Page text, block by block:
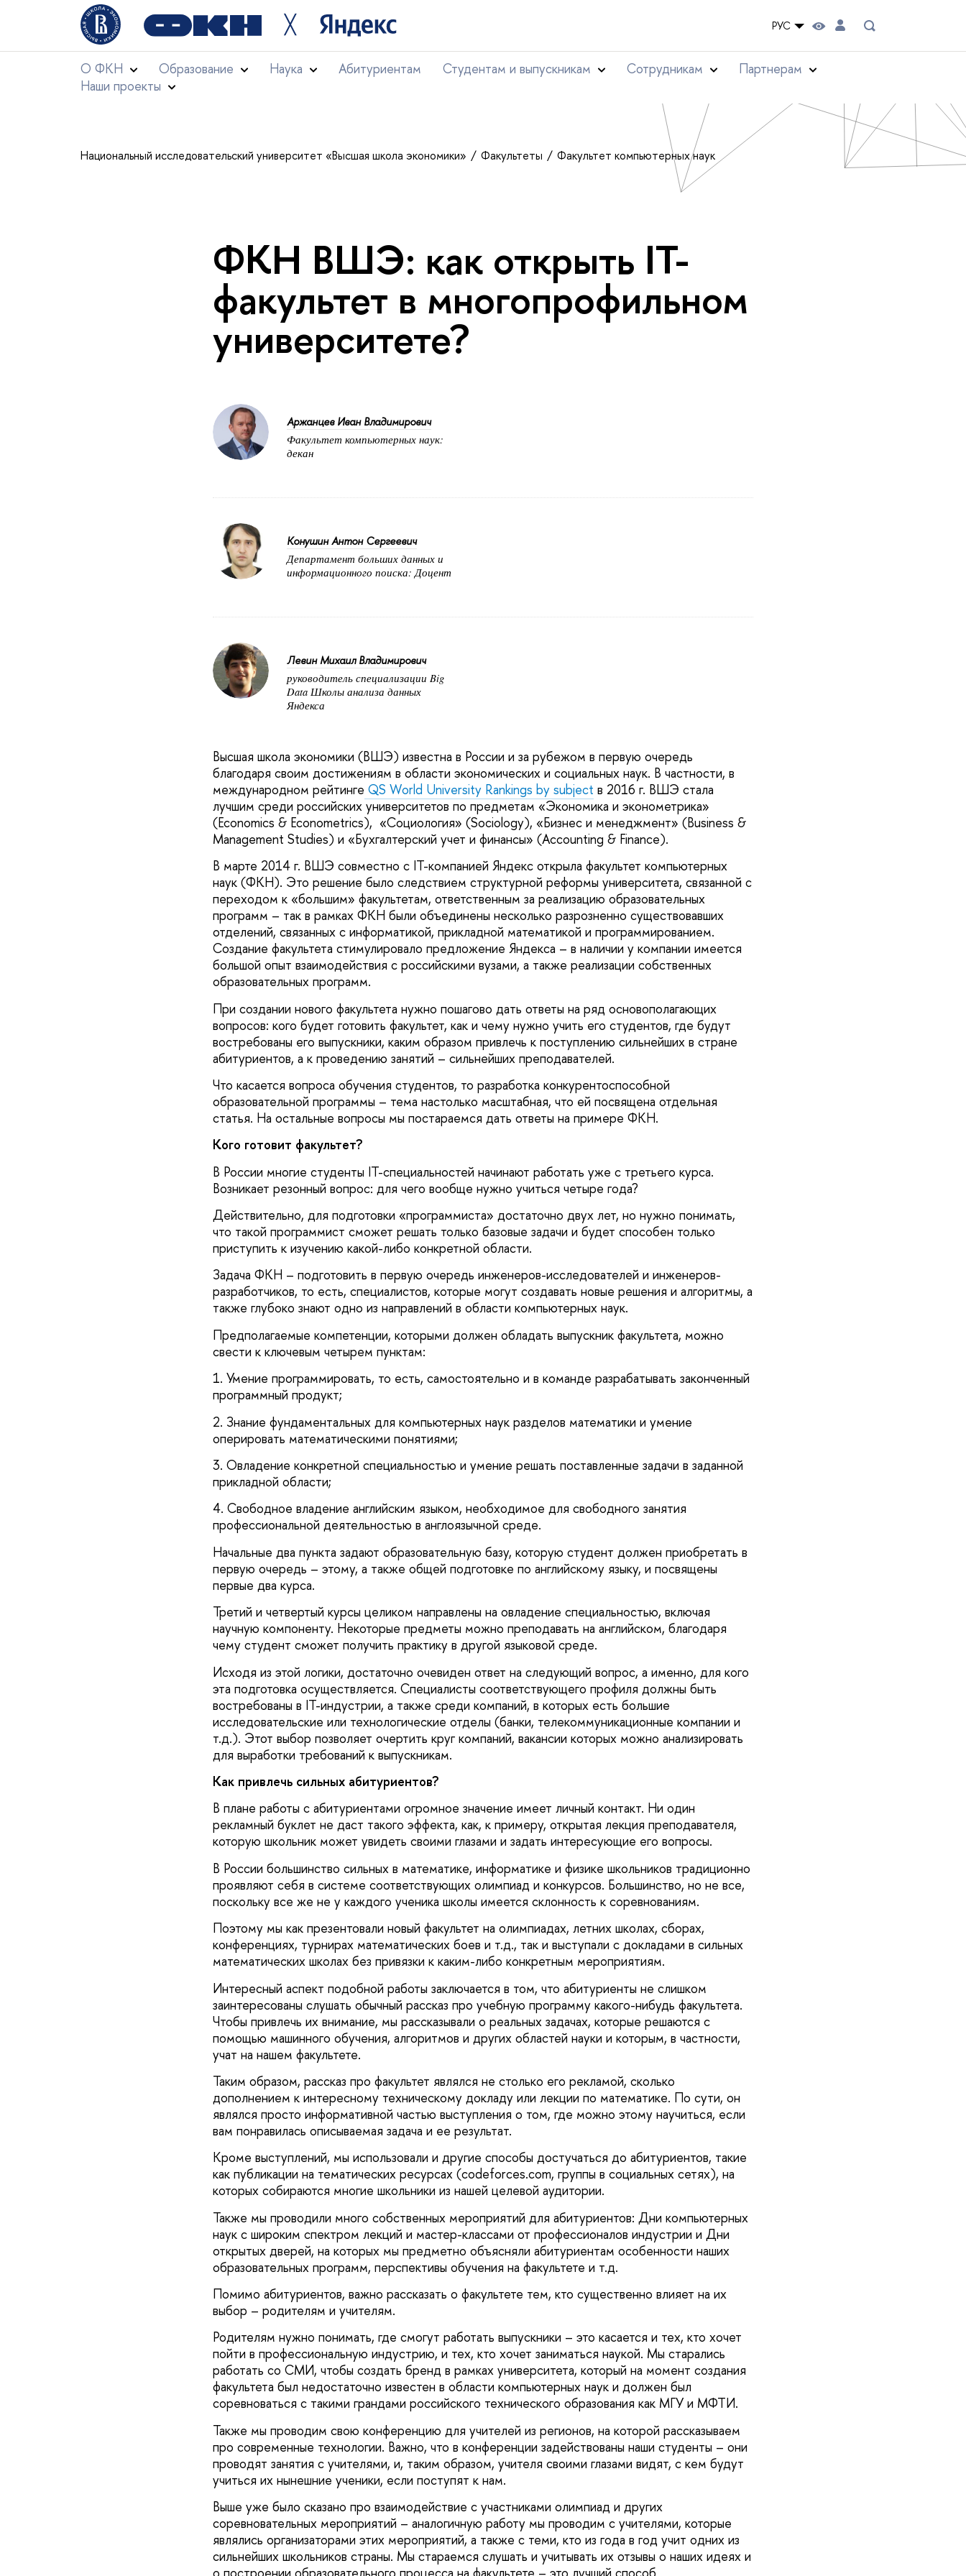
╳ РУС
О ФКН Образование Наука Абитуриентам Студентам и выпускникам Сотрудникам
Партнерам
Наши проекты
Национальный исследовательский университет «Высшая школа экономики» Факультеты Факультет компьютерных наук
ФКН ВШЭ: как открыть IT-
факультет в многопрофильном
университете?
Аржанцев Иван Владимирович
Факультет компьютерных наук:
декан
Конушин Антон Сергеевич
Департамент больших данных и
информационного поиска: Доцент
Левин Михаил Владимирович
руководитель специализации Big
Data Школы анализа данных
Яндекса
Высшая школа экономики (ВШЭ) известна в России и за рубежом в первую очередь
благодаря своим достижениям в области экономических и социальных наук. В частности, в
международном рейтинге QS World University Rankings by subject в 2016 г. ВШЭ стала
лучшим среди российских университетов по предметам «Экономика и эконометрика»
(Economics & Econometrics), «Социология» (Sociology), «Бизнес и менеджмент» (Business &
Management Studies) и «Бухгалтерский учет и финансы» (Accounting & Finance).
В марте 2014 г. ВШЭ совместно с IT-компанией Яндекс открыла факультет компьютерных
наук (ФКН). Это решение было следствием структурной реформы университета, связанной с
переходом к «большим» факультетам, ответственным за реализацию образовательных
программ – так в рамках ФКН были объединены несколько разрозненно существовавших
отделений, связанных с информатикой, прикладной математикой и программированием.
Создание факультета стимулировало предложение Яндекса – в наличии у компании имеется
большой опыт взаимодействия с российскими вузами, а также реализации собственных
образовательных программ.
При создании нового факультета нужно пошагово дать ответы на ряд основополагающих
вопросов: кого будет готовить факультет, как и чему нужно учить его студентов, где будут
востребованы его выпускники, каким образом привлечь к поступлению сильнейших в стране
абитуриентов, а к проведению занятий – сильнейших преподавателей.
Что касается вопроса обучения студентов, то разработка конкурентоспособной
образовательной программы – тема настолько масштабная, что ей посвящена отдельная
статья. На остальные вопросы мы постараемся дать ответы на примере ФКН.
Кого готовит факультет?
В России многие студенты IT-специальностей начинают работать уже с третьего курса.
Возникает резонный вопрос: для чего вообще нужно учиться четыре года?
Действительно, для подготовки «программиста» достаточно двух лет, но нужно понимать,
что такой программист сможет решать только базовые задачи и будет способен только
приступить к изучению какой-либо конкретной области.
Задача ФКН – подготовить в первую очередь инженеров-исследователей и инженеров-
разработчиков, то есть, специалистов, которые могут создавать новые решения и алгоритмы, а
также глубоко знают одно из направлений в области компьютерных наук.
Предполагаемые компетенции, которыми должен обладать выпускник факультета, можно
свести к ключевым четырем пунктам:
1. Умение программировать, то есть, самостоятельно и в команде разрабатывать законченный
программный продукт;
2. Знание фундаментальных для компьютерных наук разделов математики и умение
оперировать математическими понятиями;
3. Овладение конкретной специальностью и умение решать поставленные задачи в заданной
прикладной области;
4. Свободное владение английским языком, необходимое для свободного занятия
профессиональной деятельностью в англоязычной среде.
Начальные два пункта задают образовательную базу, которую студент должен приобретать в
первую очередь – этому, а также общей подготовке по английскому языку, и посвящены
первые два курса.
Третий и четвертый курсы целиком направлены на овладение специальностью, включая
научную компоненту. Некоторые предметы можно преподавать на английском, благодаря
чему студент сможет получить практику в другой языковой среде.
Исходя из этой логики, достаточно очевиден ответ на следующий вопрос, а именно, для кого
эта подготовка осуществляется. Специалисты соответствующего профиля должны быть
востребованы в IT-индустрии, а также среди компаний, в которых есть большие
исследовательские или технологические отделы (банки, телекоммуникационные компании и
т.д.). Этот выбор позволяет очертить круг компаний, вакансии которых можно анализировать
для выработки требований к выпускникам.
Как привлечь сильных абитуриентов?
В плане работы с абитуриентами огромное значение имеет личный контакт. Ни один
рекламный буклет не даст такого эффекта, как, к примеру, открытая лекция преподавателя,
которую школьник может увидеть своими глазами и задать интересующие его вопросы.
В России большинство сильных в математике, информатике и физике школьников традиционно
проявляют себя в системе соответствующих олимпиад и конкурсов. Большинство, но не все,
поскольку все же не у каждого ученика школы имеется склонность к соревнованиям.
Поэтому мы как презентовали новый факультет на олимпиадах, летних школах, сборах,
конференциях, турнирах математических боев и т.д., так и выступали с докладами в сильных
математических школах без привязки к каким-либо конкретным мероприятиям.
Интересный аспект подобной работы заключается в том, что абитуриенты не слишком
заинтересованы слушать обычный рассказ про учебную программу какого-нибудь факультета.
Чтобы привлечь их внимание, мы рассказывали о реальных задачах, которые решаются с
помощью машинного обучения, алгоритмов и других областей науки и которым, в частности,
учат на нашем факультете.
Таким образом, рассказ про факультет являлся не столько его рекламой, сколько
дополнением к интересному техническому докладу или лекции по математике. По сути, он
являлся просто информативной частью выступления о том, где можно этому научиться, если
вам понравилась описываемая задача и ее результат.
Кроме выступлений, мы использовали и другие способы достучаться до абитуриентов, такие
как публикации на тематических ресурсах (codeforces.com, группы в социальных сетях), на
которых собираются многие школьники из нашей целевой аудитории.
Также мы проводили много собственных мероприятий для абитуриентов: Дни компьютерных
наук с широким спектром лекций и мастер-классами от профессионалов индустрии и Дни
открытых дверей, на которых мы предметно объясняли абитуриентам особенности наших
образовательных программ, перспективы обучения на факультете и т.д.
Помимо абитуриентов, важно рассказать о факультете тем, кто существенно влияет на их
выбор – родителям и учителям.
Родителям нужно понимать, где смогут работать выпускники – это касается и тех, кто хочет
пойти в профессиональную индустрию, и тех, кто хочет заниматься наукой. Мы старались
работать со СМИ, чтобы создать бренд в рамках университета, который на момент создания
факультета был недостаточно известен в области компьютерных наук и должен был
соревноваться с такими грандами российского технического образования как МГУ и МФТИ.
Также мы проводим свою конференцию для учителей из регионов, на которой рассказываем
про современные технологии. Важно, что в конференции задействованы наши студенты – они
проводят занятия с учителями, и, таким образом, учителя своими глазами видят, с кем будут
учиться их нынешние ученики, если поступят к нам.
Выше уже было сказано про взаимодействие с участниками олимпиад и других
соревновательных мероприятий – аналогичную работу мы проводим с учителями, которые
являлись организаторами этих мероприятий, а также с теми, кто из года в год учит одних из
сильнейших школьников страны. Мы стараемся слушать и учитывать их отзывы о наших идеях и